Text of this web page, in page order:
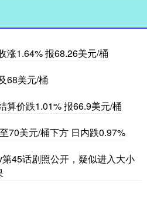
涨1.64% 报68.26美元/桶
68美元/桶
算价跌1.01% 报66.9美元/桶
70美元/桶下方 日内跌0.97%
45话剧照公开，疑似进入大小